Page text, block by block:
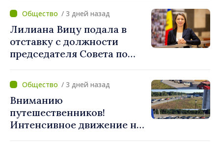
водителей соблюдать
правила дорожного
движения
/ 3 дней назад
Лилиана Вицу подала в
отставку с должности
председателя Совета по
/ 3 дней назад
Вниманию
путешественников!
Интенсивное движение на